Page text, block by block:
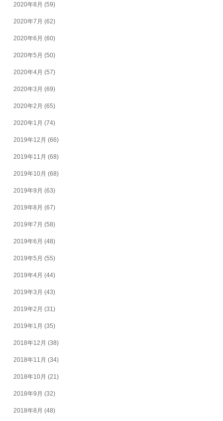
2020年8月 (59)
2020年7月 (62)
2020年6月 (60)
2020年5月 (50)
2020年4月 (57)
2020年3月 (69)
2020年2月 (65)
2020年1月 (74)
2019年12月 (66)
2019年11月 (68)
2019年10月 (68)
2019年9月 (63)
2019年8月 (67)
2019年7月 (58)
2019年6月 (48)
2019年5月 (55)
2019年4月 (44)
2019年3月 (43)
2019年2月 (31)
2019年1月 (35)
2018年12月 (38)
2018年11月 (34)
2018年10月 (21)
2018年9月 (32)
2018年8月 (48)